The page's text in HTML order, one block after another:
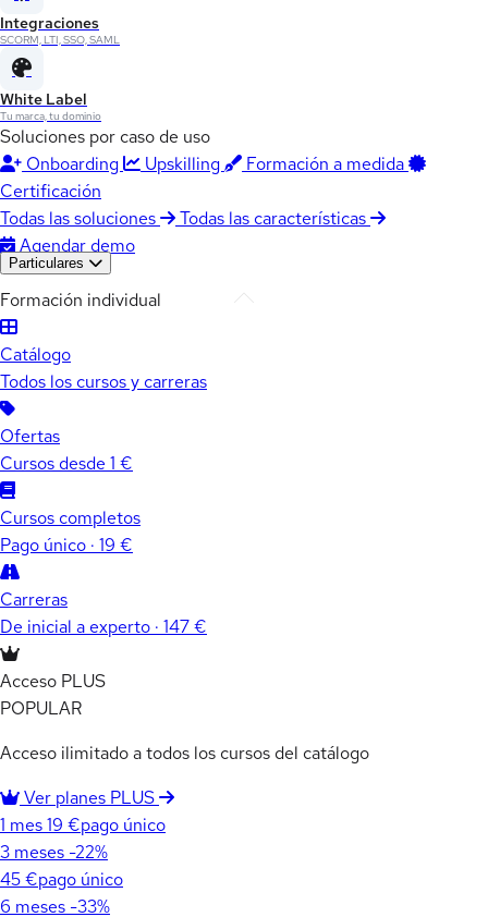
Integraciones
SCORM, LTI, SSO, SAML
White Label
Tu marca, tu dominio
Soluciones por caso de uso
Onboarding
Upskilling
Formación a medida
Certificación
Todas las soluciones
Todas las características
Agendar demo
Particulares
Formación individual
Catálogo
Todos los cursos y carreras
Ofertas
Cursos desde 1 €
Cursos completos
Pago único · 19 €
Carreras
De inicial a experto · 147 €
Acceso PLUS
POPULAR
Acceso ilimitado a todos los cursos del catálogo
Ver planes PLUS
1 mes19 €pago único
3 meses -22%
45 €pago único
6 meses -33%